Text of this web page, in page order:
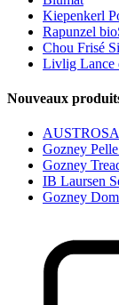
Kiepenkerl
Rapunzel
Chou Frisé
Livlig Lance
Nouveaux
Gozney
Gozney
IB Laursen
Gozney